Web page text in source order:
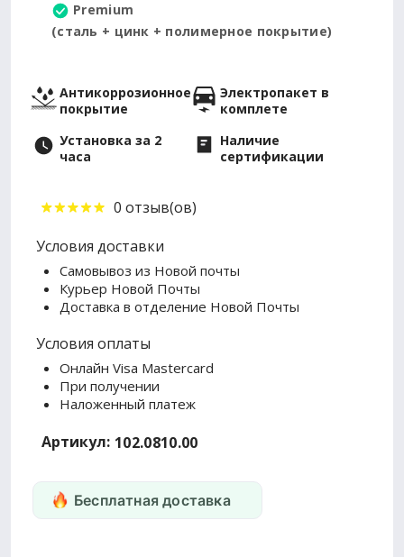
Premium
(сталь + цинк + полимерное покрытие)
Антикоррозионное
покрытие
Электропакет в
комплете
Установка за 2
часа
Наличие
сертификации
0 отзыв(ов)
Условия доставки
Самовывоз из Новой почты
Курьер Новой Почты
Доставка в отделение Новой Почты
Условия оплаты
Онлайн Visa Mastercard
При получении
Наложенный платеж
Артикул: 102.0810.00
Бесплатная доставка